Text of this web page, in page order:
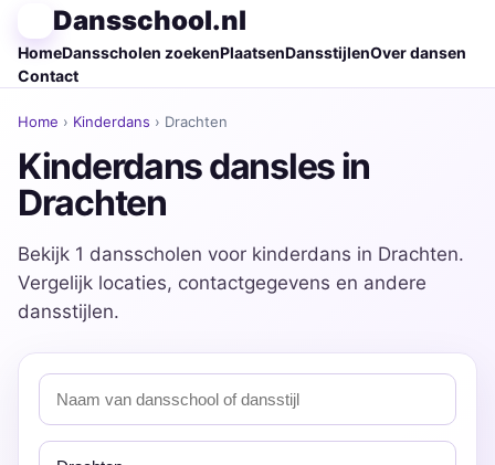
Dansschool.nl
HomeDansscholen zoekenPlaatsenDansstijlenOver dansen
Contact
Home › Kinderdans › Drachten
Kinderdans dansles in
Drachten
Bekijk 1 dansscholen voor kinderdans in Drachten.
Vergelijk locaties, contactgegevens en andere
dansstijlen.